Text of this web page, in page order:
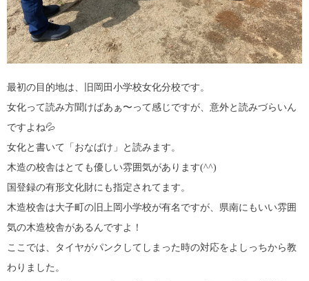
最初の目的地は、旧岡田小学校女化分校です。
女化って読み方聞けばあぁ〜って感じですが、意外と読みづらいん
ですよね💦
女化と書いて「おなばけ」と読みます。
木造の校舎はとても優しい雰囲気があります(^^)
国登録の有形文化財にも指定されてます。
木造校舎は大子町の旧上岡小学校が有名ですが、県南にもいい雰囲
気の木造校舎があるんですよ！
ここでは、タイヤがパンクしてしまった時の対応をよしっちから教
わりました。